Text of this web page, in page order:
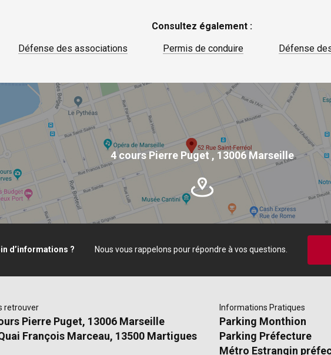
Consultez également :
Défense des associations
Permis de conduire Défense
4 cours Pierre Puget , 13006 Marseille
d’informations ? Nous vous rappelons pour répondre à vos questions.
retrouver
Pierre Puget, 13006 Marseille
François Marceau, 13500 Martigues
Informations Pratiques
Parking Monthion
Parking Préfecture
Métro Estrangin